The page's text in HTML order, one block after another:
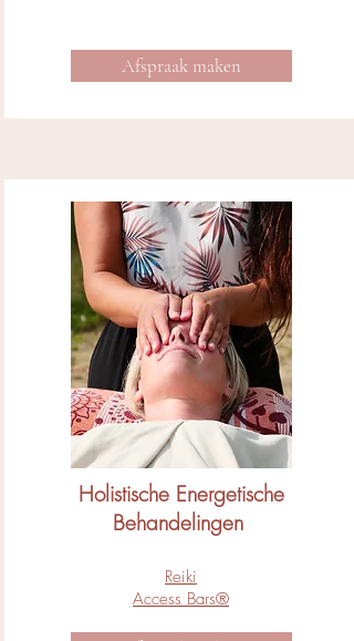
Afspraak maken
Holistische Energetische
Behandelingen
Reiki
Access Bars®